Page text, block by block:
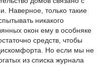
Наверное, только такие
никакого
окон ему в особняке
средств, чтобы
Но если мы не
из списка журнала